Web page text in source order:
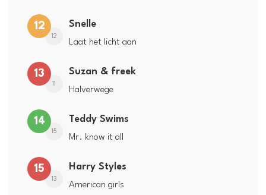
12
12
Snelle
Laat het licht aan
13
11
Suzan & freek
Halverwege
14
15
Teddy Swims
Mr. know it all
15
13
Harry Styles
American girls